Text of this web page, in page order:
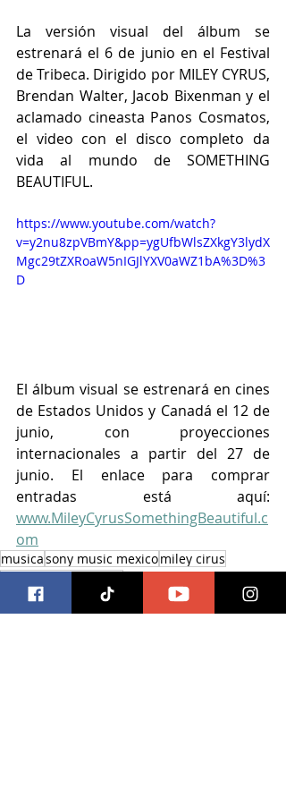
La versión visual del álbum se
estrenará el 6 de junio en el Festival
de Tribeca. Dirigido por MILEY CYRUS,
Brendan Walter, Jacob Bixenman y el
aclamado cineasta Panos Cosmatos,
el video con el disco completo da
vida al mundo de SOMETHING
BEAUTIFUL.
https://www.youtube.com/watch?
v=y2nu8zpVBmY&pp=ygUfbWlsZXkgY3lydX
Mgc29tZXRoaW5nIGJlYXV0aWZ1bA%3D%3
D
El álbum visual se estrenará en cines
de Estados Unidos y Canadá el 12 de
junio, con proyecciones
internacionales a partir del 27 de
junio. El enlace para comprar
www.MileyCyrusSomethingBeautiful.c
om
musicasony music mexicomiley cirus
Música